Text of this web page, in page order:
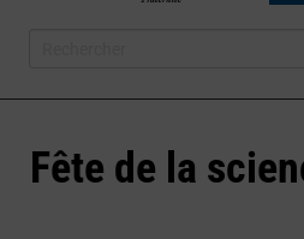
Fête de la